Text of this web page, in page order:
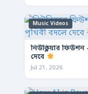
Music Videos
নিউক্লিয়ার ফিউশন
দেবে
Jul 21, 2026